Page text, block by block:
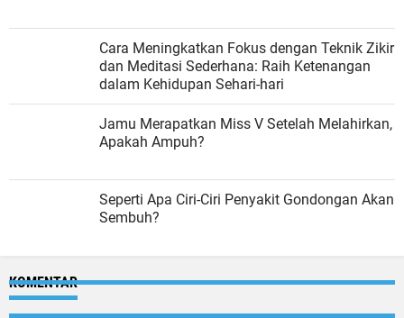
Cara Meningkatkan Fokus dengan Teknik Zikir
dan Meditasi Sederhana: Raih Ketenangan
dalam Kehidupan Sehari-hari
Jamu Merapatkan Miss V Setelah Melahirkan,
Apakah Ampuh?
Seperti Apa Ciri-Ciri Penyakit Gondongan Akan
Sembuh?
KOMENTAR